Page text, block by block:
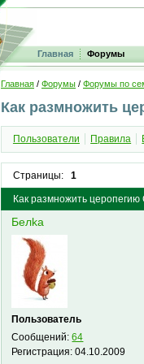
Главная Форумы
Главная / Форумы / Форумы по
Как размножить
Пользователи Правила
Страницы: 1
Как размножить церопегию
Белkа
Пользователь
Сообщений:64
Регистрация:04.10.2009